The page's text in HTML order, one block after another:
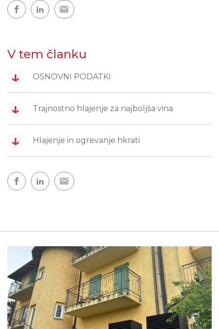
V tem članku
↓ OSNOVNI PODATKI
↓ Trajnostno hlajenje za najboljša vina
↓ Hlajenje in ogrevanje hkrati